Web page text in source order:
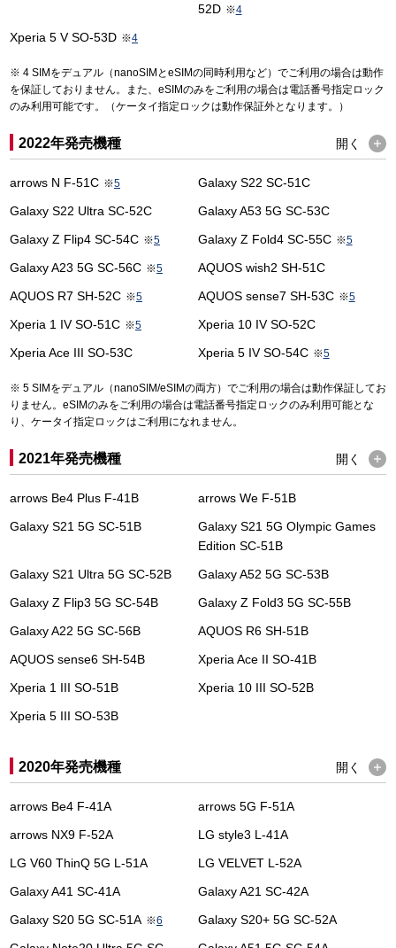
52D ※4
Xperia 5 V SO-53D ※4
4 SIMをデュアル（nanoSIMとeSIMの同時利用など）でご利用の場合は動作
を保証しておりません。また、eSIMのみをご利用の場合は電話番号指定ロック
のみ利用可能です。（ケータイ指定ロックは動作保証外となります。）
2022年発売機種 開く
arrows N F-51C ※5
Galaxy S22 SC-51C
Galaxy S22 Ultra SC-52C
Galaxy A53 5G SC-53C
Galaxy Z Flip4 SC-54C ※5 Galaxy Z Fold4 SC-55C ※5
Galaxy A23 5G SC-56C ※5
AQUOS wish2 SH-51C
AQUOS R7 SH-52C ※5 AQUOS sense7 SH-53C ※5
Xperia 1 IV SO-51C ※5
Xperia 10 IV SO-52C
Xperia Ace III SO-53C
Xperia 5 IV SO-54C ※5
5 SIMをデュアル（nanoSIM/eSIMの両方）でご利用の場合は動作保証してお
りません。eSIMのみをご利用の場合は電話番号指定ロックのみ利用可能とな
り、ケータイ指定ロックはご利用になれません。
2021年発売機種 開く
arrows Be4 Plus F-41B
arrows We F-51B
Galaxy S21 5G SC-51B
Galaxy S21 5G Olympic Games
Edition SC-51B
Galaxy S21 Ultra 5G SC-52B
Galaxy A52 5G SC-53B
Galaxy Z Flip3 5G SC-54B
Galaxy Z Fold3 5G SC-55B
Galaxy A22 5G SC-56B
AQUOS R6 SH-51B
AQUOS sense6 SH-54B
Xperia Ace II SO-41B
Xperia 1 III SO-51B
Xperia 10 III SO-52B
Xperia 5 III SO-53B
2020年発売機種 開く
arrows Be4 F-41A
arrows 5G F-51A
arrows NX9 F-52A
LG style3 L-41A
LG V60 ThinQ 5G L-51A
LG VELVET L-52A
Galaxy A41 SC-41A
Galaxy A21 SC-42A
Galaxy S20 5G SC-51A ※6
Galaxy S20+ 5G SC-52A